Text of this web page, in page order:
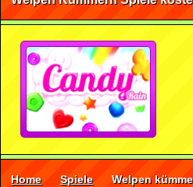
Home Spiele Welpen